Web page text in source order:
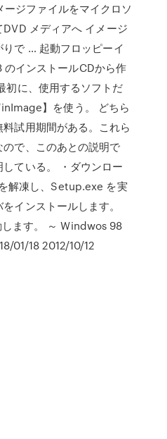
ジファイルをマイクロソ
メディアへ イメージ
で … 起動フロッピーイ
インストールCDから作
初に、使用するソフトだ
】を使う。 どちら
試用期間がある。これら
で、このあとの説明で
ている。 ・ダウンロー
解凍し、Setup.exe を実
インストールします。
ます。 ～ Windwos 98
01/18 2012/10/12